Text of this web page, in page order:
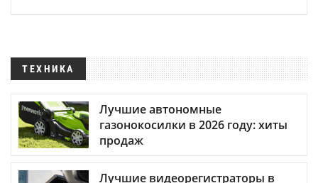
ТЕХНИКА
Лучшие автономные
газонокосилки в 2026 году: хиты
продаж
Лучшие видеорегистраторы в